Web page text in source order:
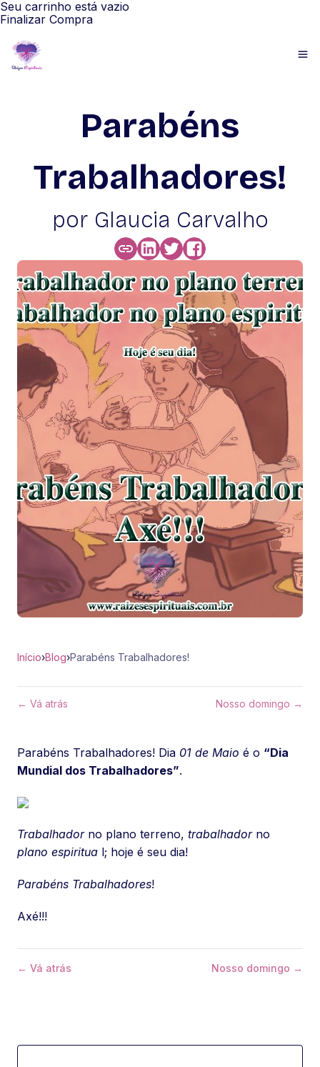
Seu carrinho está vazio
Finalizar Compra
Parabéns
Trabalhadores!
por Glaucia Carvalho
Início›Blog›Parabéns Trabalhadores!
← Vá atrás Nosso domingo →
Parabéns Trabalhadores! Dia 01 de Maio é o “Dia
Mundial dos Trabalhadores”.
Trabalhadorno plano terreno, trabalhadorno
plano espiritua l; hoje é seu dia!
Parabéns Trabalhadores!
Axé!!!
← Vá atrás Nosso domingo →